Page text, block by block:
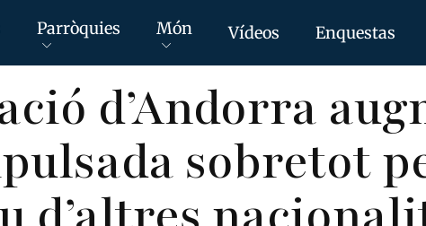
Parròquies Món Vídeos Enquestas
d’Andorra
sobretot